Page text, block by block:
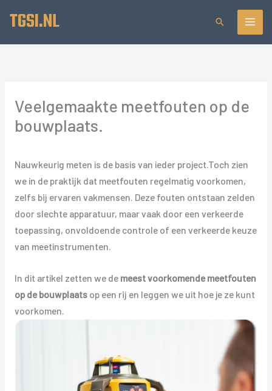
naarTGSI.NL Zoeken
Veelgemaakte meetfouten op de
bouwplaats.
Nauwkeurig meten is de basis van ieder project.Toch zien
we in de praktijk dat meetfouten regelmatig voorkomen,
zelfs bij ervaren vakmensen. Deze fouten ontstaan zelden
door slechte apparatuur, maar vaak door een verkeerde
toepassing, onvoldoende controle of een verkeerde keuze
van meetinstrumenten.
In dit artikel zetten we de meest voorkomende meetfouten
op de bouwplaats op een rij en leggen we uit hoe je ze kunt
voorkomen.